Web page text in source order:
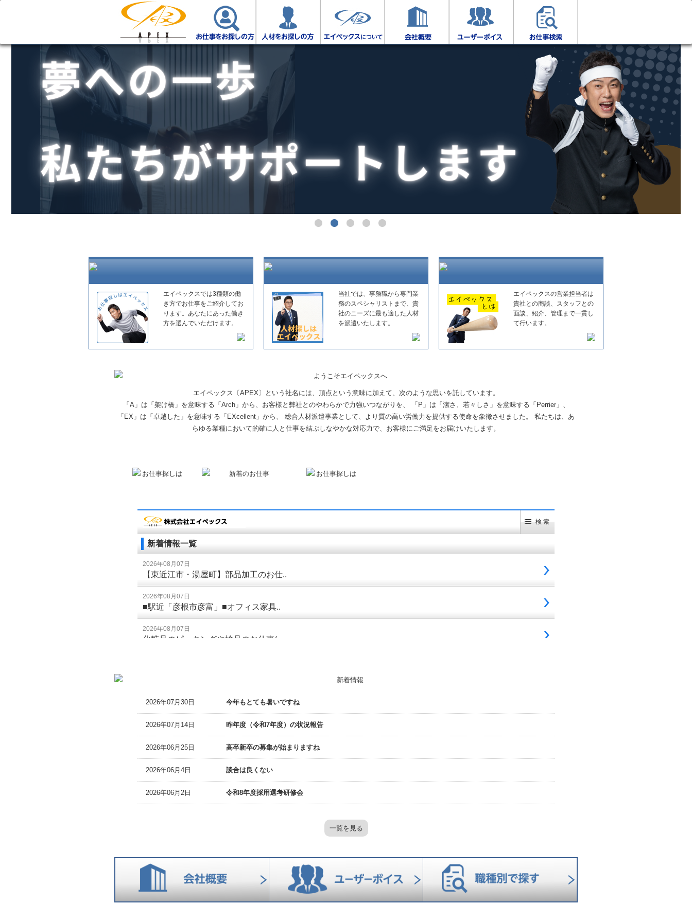
エイペックスでは3種類の働
き方でお仕事をご紹介してお
ります。あなたにあった働き
方を選んでいただけます。
当社では、事務職から専門業
務のスペシャリストまで、貴
社のニーズに最も適した人材
を派遣いたします。
エイペックスの営業担当者は
貴社との商談、スタッフとの
面談、紹介、管理まで一貫し
て行います。
エイペックス〔APEX〕という社名には、頂点という意味に加えて、次のような思いを託しています。
「A」は「架け橋」を意味する「Arch」から、お客様と弊社とのやわらかで力強いつながりを、 「P」は「潔さ、若々しさ」を意味する「Perrier」、
「EX」は「卓越した」を意味する「EXcellent」から、 総合人材派遣事業として、より質の高い労働力を提供する使命を象徴させました。 私たちは、あ
らゆる業種において的確に人と仕事を結ぶしなやかな対応力で、お客様にご満足をお届けいたします。
2026年07月30日 今年もとても暑いですね
2026年07月14日 昨年度（令和7年度）の状況報告
2026年06月25日 高卒新卒の募集が始まりますね
2026年06月4日 談合は良くない
2026年06月2日 令和8年度採用選考研修会
一覧を見る